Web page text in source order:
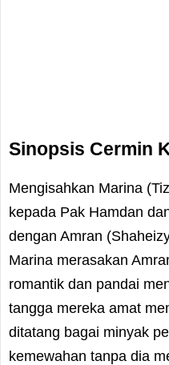
Sinopsis Cermin
Mengisahkan Marina
kepada Pak Hamdan
dengan Amran
Marina merasakan
romantik dan pandai
tangga mereka amat
ditatang bagai minyak
kemewahan tanpa dia